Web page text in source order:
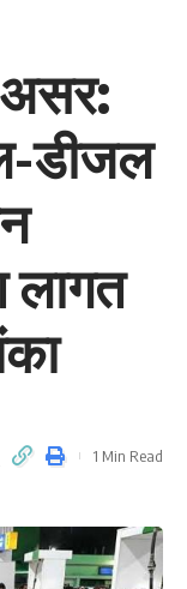
डीजल
लागत
1 Min Read